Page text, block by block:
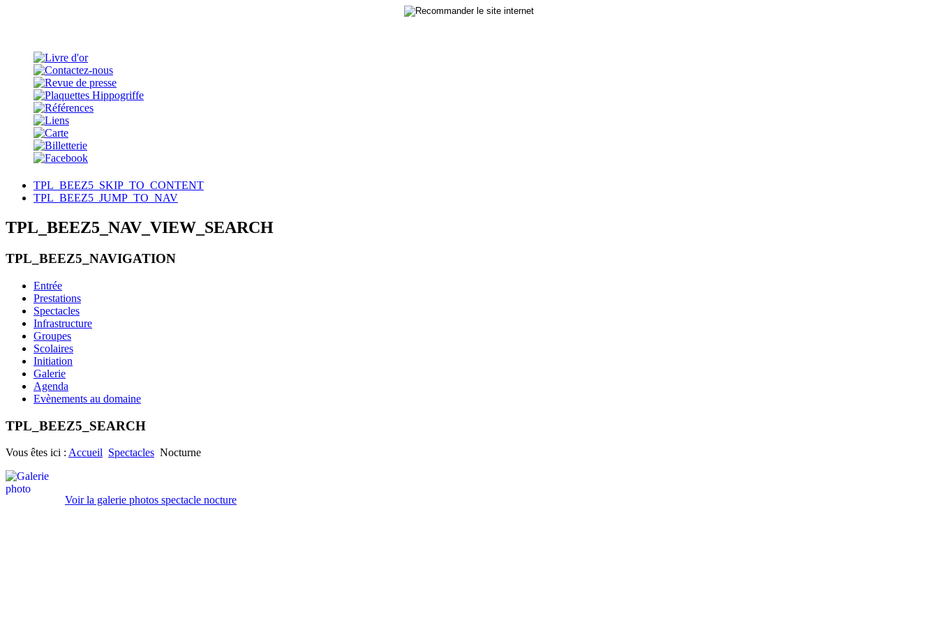
TPL_BEEZ5_SKIP_TO_CONTENT
TPL_BEEZ5_JUMP_TO_NAV
TPL_BEEZ5_NAV_VIEW_SEARCH
TPL_BEEZ5_NAVIGATION
Entrée
Prestations
Spectacles
Infrastructure
Groupes
Scolaires
Initiation
Galerie
Agenda
Evènements au domaine
TPL_BEEZ5_SEARCH
Vous êtes ici : Accueil Spectacles Nocturne
Voir la galerie photos spectacle nocture